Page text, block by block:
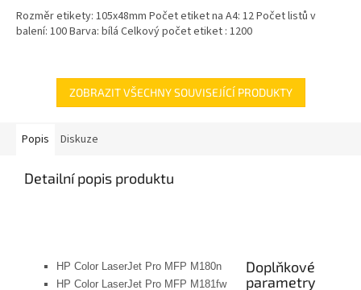
Rozměr etikety: 105x48mm Počet etiket na A4: 12 Počet listů v
balení: 100 Barva: bílá Celkový počet etiket : 1200
ZOBRAZIT VŠECHNY SOUVISEJÍCÍ PRODUKTY
Popis Diskuze
Detailní popis produktu
HP Color LaserJet Pro MFP M180n
HP Color LaserJet Pro MFP M181fw
Doplňkové
parametry